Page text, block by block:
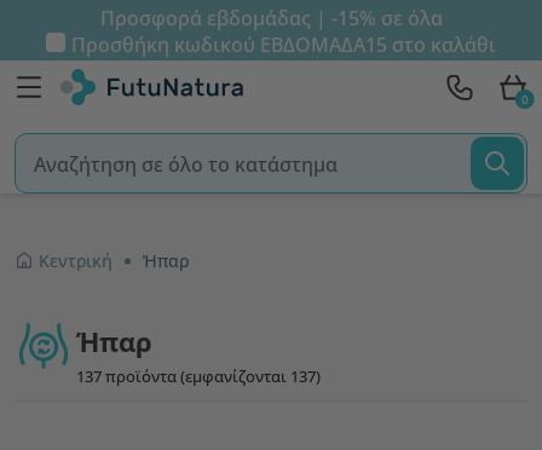
Προσφορά εβδομάδας | -15% σε όλα
Προσθήκη κωδικού ΕΒΔΟΜΑΔΑ15 στο καλάθι
0
Κεντρική Ήπαρ
Ήπαρ
137 προϊόντα (εμφανίζονται 137)